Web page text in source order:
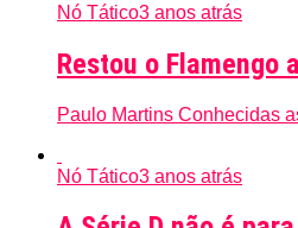
Nó Tático3 anos atrás
Restou o Flamengo
Paulo Martins Conhecidas
Nó Tático3 anos atrás